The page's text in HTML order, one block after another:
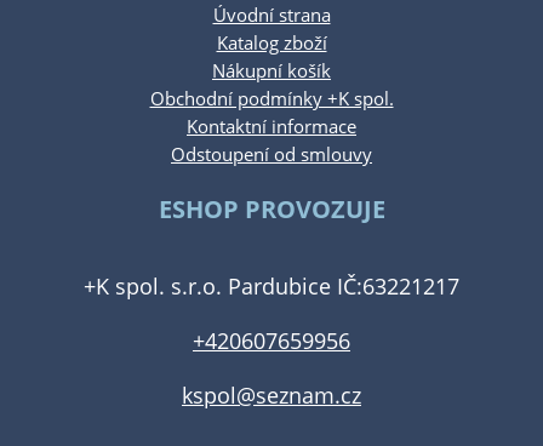
Úvodní strana
Katalog zboží
Nákupní košík
Obchodní podmínky +K spol.
Kontaktní informace
Odstoupení od smlouvy
ESHOP PROVOZUJE
+K spol. s.r.o. Pardubice IČ:63221217
+420607659956
kspol@seznam.cz